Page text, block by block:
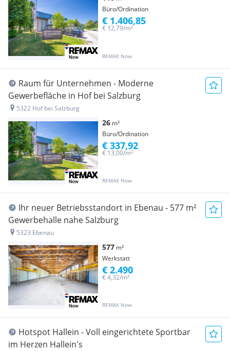
Büro/Ordination
REMAX Now
€ 12,79/m²
€ 1.406,85
Raum für Unternehmen - Moderne
Gewerbefläche in Hof bei Salzburg
5322 Hof bei Salzburg
26 m²
Büro/Ordination
REMAX Now
€ 13,00/m²
€ 337,92
Ihr neuer Betriebsstandort in Ebenau - 577 m²
Gewerbehalle nahe Salzburg
5323 Ebenau
577 m²
Werkstatt
REMAX Now
€ 4,32/m²
€ 2.490
Hotspot Hallein - Voll eingerichtete Sportbar
im Herzen Hallein's